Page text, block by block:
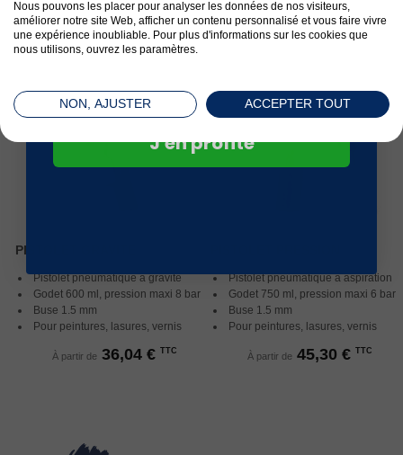
À partir de 48,73 € TTC À partir de 53,20 €
PISTOLET GRAVITE
Pistolet pneumatique à gravité
Godet 600 ml, pression maxi 8 bar
Buse 1.5 mm
Pour peintures, lasures, vernis
À partir de 36,04 € TTC
Pistolet pneumatique à aspiration
Godet 750 ml, pression maxi 6 bar
Buse 1.5 mm
Pour peintures, lasures, vernis
À partir de 45,30 €TTC
Nous pouvons les placer pour analyser les données de nos visiteurs,
améliorer notre site Web, afficher un contenu personnalisé et vous faire vivre
une expérience inoubliable. Pour plus d'informations sur les cookies que
nous utilisons, ouvrez les paramètres.
ACCEPTER TOUT
NON, AJUSTER
commande*
J'en profite